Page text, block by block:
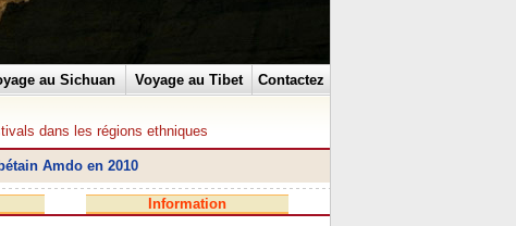
au Sichuan Voyage au Tibet Contactez
dans les régions ethniques
Amdo en 2010
Information